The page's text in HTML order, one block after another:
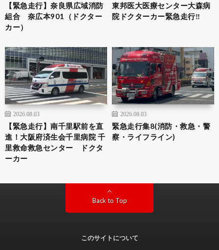
【緊急走行】奈良県広域消防
組合 奈広本901（ドクター
カー）
東邦医大医療センター大森病
院ドクターカー緊急走行‼️
2026.08.03
【緊急走行】南千里駅前を直
進！大阪府済生会千里病院 千
里救命救急センター ドクタ
ーカー
2026.08.03
緊急走行集8(消防・救急・警
察・ライフライン)
Back to Top
このサイトについて